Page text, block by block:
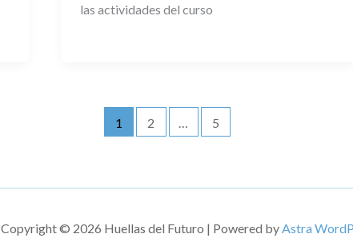
las actividades del curso
1 2 … 5
Copyright © 2026 Huellas del Futuro | Powered byAstra